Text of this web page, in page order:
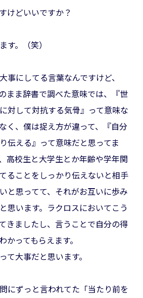
けどいいですか？
す。（笑）
事にしてる言葉なんですけど、
まま辞書で調べた意味では、『世
対して対抗する気骨』って意味な
く、僕は捉え方が違って、『自分
伝える』って意味だと思ってま
高校生と大学生とか年齢や学年関
ることをしっかり伝えないと相手
と思ってて、それがお互いに歩み
思います。ラクロスにおいてこう
きましたし、言うことで自分の得
かってもらえます。
て大事だと思います。
にずっと言われてた「当たり前を